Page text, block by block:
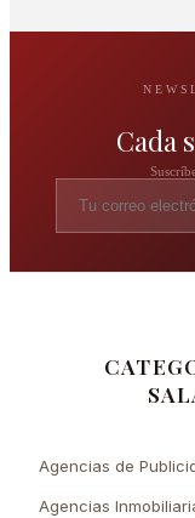
Cada
Agencias de
Agencias